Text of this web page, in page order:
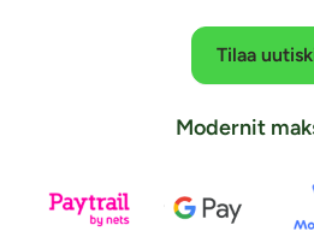
Tilaa
Modernit